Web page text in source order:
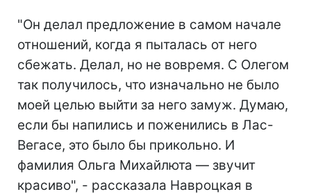
"Он делал предложение в самом начале
отношений, когда я пыталась от него
сбежать. Делал, но не вовремя. С Олегом
так получилось, что изначально не было
моей целью выйти за него замуж. Думаю,
если бы напились и поженились в Лас-
Вегасе, это было бы прикольно. И
фамилия Ольга Михайлюта — звучит
красиво", - рассказала Навроцкая в